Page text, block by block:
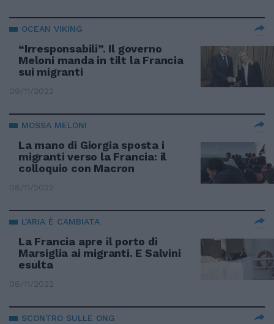
OCEAN VIKING
“Irresponsabili”. Il governo
Meloni manda in tilt la Francia
sui migranti
09/11/2022
MOSSA MELONI
La mano di Giorgia sposta i
migranti verso la Francia: il
colloquio con Macron
08/11/2022
L'ARIA È CAMBIATA
La Francia apre il porto di
Marsiglia ai migranti. E Salvini
esulta
08/11/2022
SCONTRO SULLE ONG